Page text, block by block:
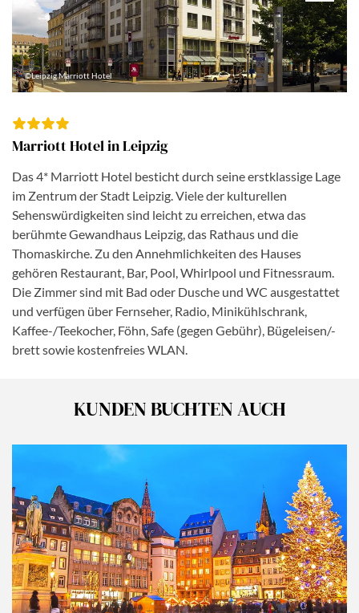
©Leipzig Marriott Hotel
Marriott Hotel in Leipzig
Das 4* Marriott Hotel besticht durch seine erstklassige Lage
im Zentrum der Stadt Leipzig. Viele der kulturellen
Sehenswürdigkeiten sind leicht zu erreichen, etwa das
berühmte Gewandhaus Leipzig, das Rathaus und die
Thomaskirche. Zu den Annehmlichkeiten des Hauses
gehören Restaurant, Bar, Pool, Whirlpool und Fitnessraum.
Die Zimmer sind mit Bad oder Dusche und WC ausgestattet
und verfügen über Fernseher, Radio, Minikühlschrank,
Kaffee-/Teekocher, Föhn, Safe (gegen Gebühr), Bügeleisen/-
brett sowie kostenfreies WLAN.
KUNDEN BUCHTEN AUCH